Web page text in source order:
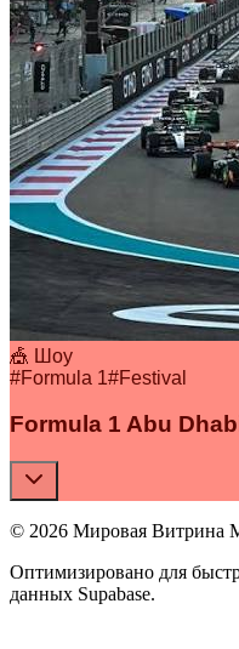
🎪 Шоу
#Formula 1#Festival
Formula 1 Abu
© 2026 Мировая Витрина
Оптимизировано для
данных Supabase.